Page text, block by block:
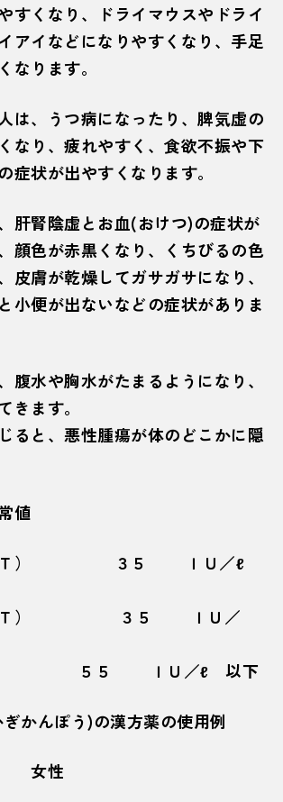
すくなり、ドライマウスやドライ
アイなどになりやすくなり、手足
なります。
は、うつ病になったり、脾気虚の
なり、疲れやすく、食欲不振や下
症状が出やすくなります。
肝腎陰虚とお血(おけつ)の症状が
顔色が赤黒くなり、くちびるの色
皮膚が乾燥してガサガサになり、
小便が出ないなどの症状がありま
腹水や胸水がたまるようになり、
きます。
ると、悪性腫瘍が体のどこかに隠
値
ＳＴ） ３５ ＩＵ／ℓ
ＬＴ） ３５ ＩＵ／
５５ ＩＵ／ℓ 以下
かんぽう)の漢方薬の使用例
女性